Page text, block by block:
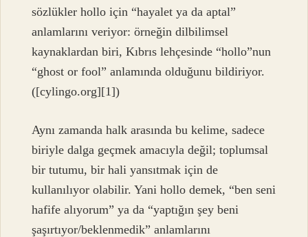
sözlükler hollo için “hayalet ya da aptal”
anlamlarını veriyor: örneğin dilbilimsel
kaynaklardan biri, Kıbrıs lehçesinde “hollo”nun
“ghost or fool” anlamında olduğunu bildiriyor.
([cylingo.org][1])
Aynı zamanda halk arasında bu kelime, sadece
biriyle dalga geçmek amacıyla değil; toplumsal
bir tutumu, bir hali yansıtmak için de
kullanılıyor olabilir. Yani hollo demek, “ben seni
hafife alıyorum” ya da “yaptığın şey beni
şaşırtıyor/beklenmedik” anlamlarını